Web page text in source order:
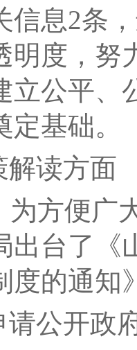
信息2条
度， 努
立公平、
定基础。
解读方面
为方便广
出台了《
度的通知
请公开政